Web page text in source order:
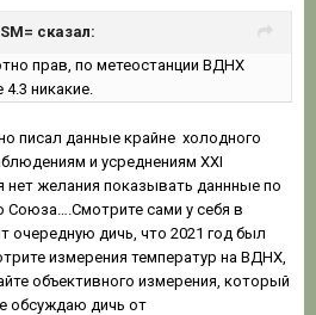
сказал:
тно прав, по метеостанции ВДНХ
никакие.
писал данные крайне холодного
и усреднениям XXI
нет желания показывать даннные по
Союза….Смотрите сами у себя в
очередную дичь, что 2021 год был
измерения температур на ВДНХ,
объективного измерения, который
обсуждаю дичь от